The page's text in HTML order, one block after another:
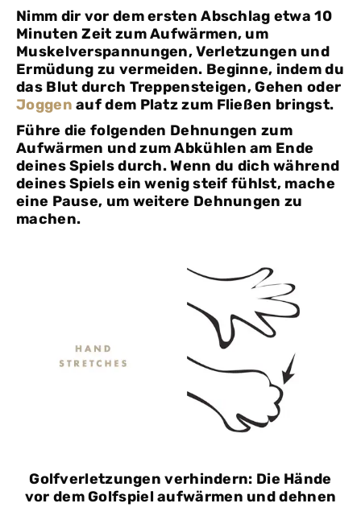
Nimm dir vor dem ersten Abschlag etwa 10
Minuten Zeit zum Aufwärmen, um
Muskelverspannungen, Verletzungen und
Ermüdung zu vermeiden. Beginne, indem du
das Blut durch Treppensteigen, Gehen oder
Joggen auf dem Platz zum Fließen bringst.
Führe die folgenden Dehnungen zum
Aufwärmen und zum Abkühlen am Ende
deines Spiels durch. Wenn du dich während
deines Spiels ein wenig steif fühlst, mache
eine Pause, um weitere Dehnungen zu
machen.
Golfverletzungen verhindern: Die Hände
vor dem Golfspiel aufwärmen und dehnen